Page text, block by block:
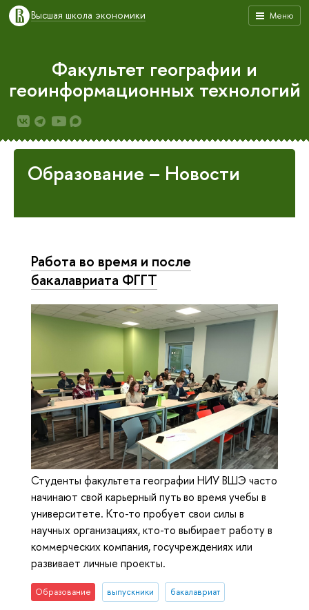
Меню
Высшая школа экономики
Факультет географии и
геоинформационных технологий
Образование – Новости
Работа во время и после
бакалавриата ФГГТ
Студенты факультета географии НИУ ВШЭ часто
начинают свой карьерный путь во время учебы в
университете. Кто-то пробует свои силы в
научных организациях, кто-то выбирает работу в
коммерческих компания, госучреждениях или
развивает личные проекты.
Образование выпускники бакалавриат